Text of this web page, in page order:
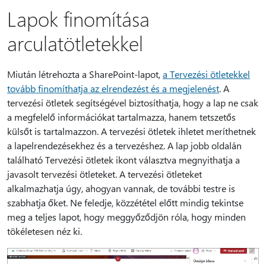
Lapok finomítása
arculatötletekkel
Miután létrehozta a SharePoint-lapot,a Tervezési ötletekkel
tovább finomíthatja az elrendezést és a megjelenést. A
tervezési ötletek segítségével biztosíthatja, hogy a lap ne csak
a megfelelő információkat tartalmazza, hanem tetszetős
külsőt is tartalmazzon. A tervezési ötletek ihletet meríthetnek
a lapelrendezésekhez és a tervezéshez. A lap jobb oldalán
található Tervezési ötletek ikont választva megnyithatja a
javasolt tervezési ötleteket. A tervezési ötleteket
alkalmazhatja úgy, ahogyan vannak, de további testre is
szabhatja őket. Ne feledje, közzététel előtt mindig tekintse
meg a teljes lapot, hogy meggyőződjön róla, hogy minden
tökéletesen néz ki.